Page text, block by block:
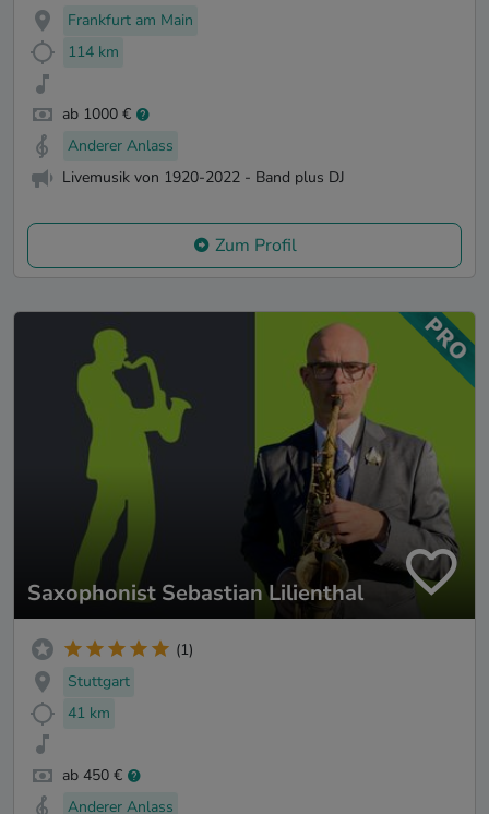
Frankfurt am Main
114 km
ab 1000 €
Anderer Anlass
Livemusik von 1920-2022 - Band plus DJ
Zum Profil
Saxophonist Sebastian Lilienthal
(1)
Stuttgart
41 km
ab 450 €
Anderer Anlass